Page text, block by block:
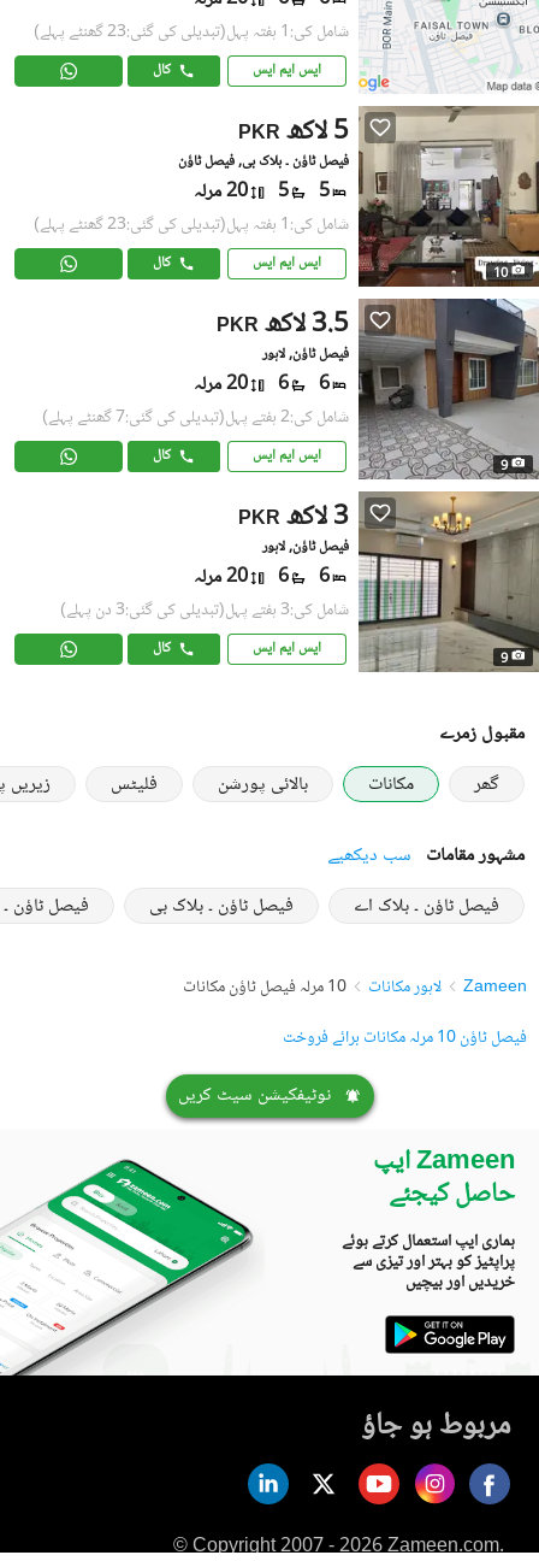
شامل کی:1 ہفتہ پہل (تبدیلی کی گئی:23 گھنٹے پہلے)
ایس ایم ایس کال
10
PKR 5 لاکھ
فیصل ٹاؤن ۔ بلاک بی, فیصل ٹاؤن
5
5 20 مرلہ
شامل کی:1 ہفتہ پہل (تبدیلی کی گئی:23 گھنٹے پہلے)
ایس ایم ایس کال
9
PKR 3.5 لاکھ
فیصل ٹاؤن, لاہور
6
6 20 مرلہ
شامل کی:2 ہفتے پہل (تبدیلی کی گئی:7 گھنٹے پہلے)
ایس ایم ایس کال
9
PKR 3 لاکھ
فیصل ٹاؤن, لاہور
6
6 20 مرلہ
شامل کی:3 ہفتے پہل (تبدیلی کی گئی:3 دن پہلے)
ایس ایم ایس کال
مقبول زمرے
گھر
مکانات بالائی پورشن فلیٹس
مشہور مقامات سب دیکھیے
فیصل ٹاؤن ۔ بلاک اے
فیصل ٹاؤن ۔ بلاک بی فیصل ٹاؤن
Zameen لاہور مکانات
10 مرلہ فیصل ٹاؤن مکانات
فیصل ٹاؤن 10 مرلہ مکانات برائے فروخت
نوٹیفکیشن سیٹ کریں
Zameen ایپ
حاصل کیجئے
ہماری ایپ استعمال کرتے ہوئے
پراپٹیز کو بہتر اور تیزی سے
خریدیں اور بیچیں
مربوط ہو جاؤ
© Copyright 2007 - 2026 Zameen.com.